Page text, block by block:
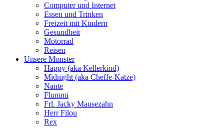
Computer und Internet
Essen und Trinken
Freizeit mit Kindern
Gesundheit
Motorrad
Reisen
Unsere Monster
Happy (aka Kellerkind)
Midnight (aka Cheffe-Katze)
Nante
Flummi
Frl. Jacky Mausezahn
Herr Filou
Rex